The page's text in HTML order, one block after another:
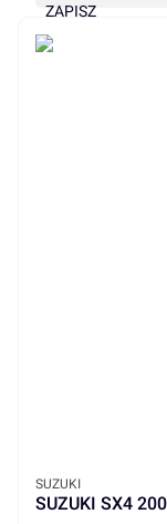
ZAPISZ
SUZUKI SX4
PRODUCENT
SUZUKI